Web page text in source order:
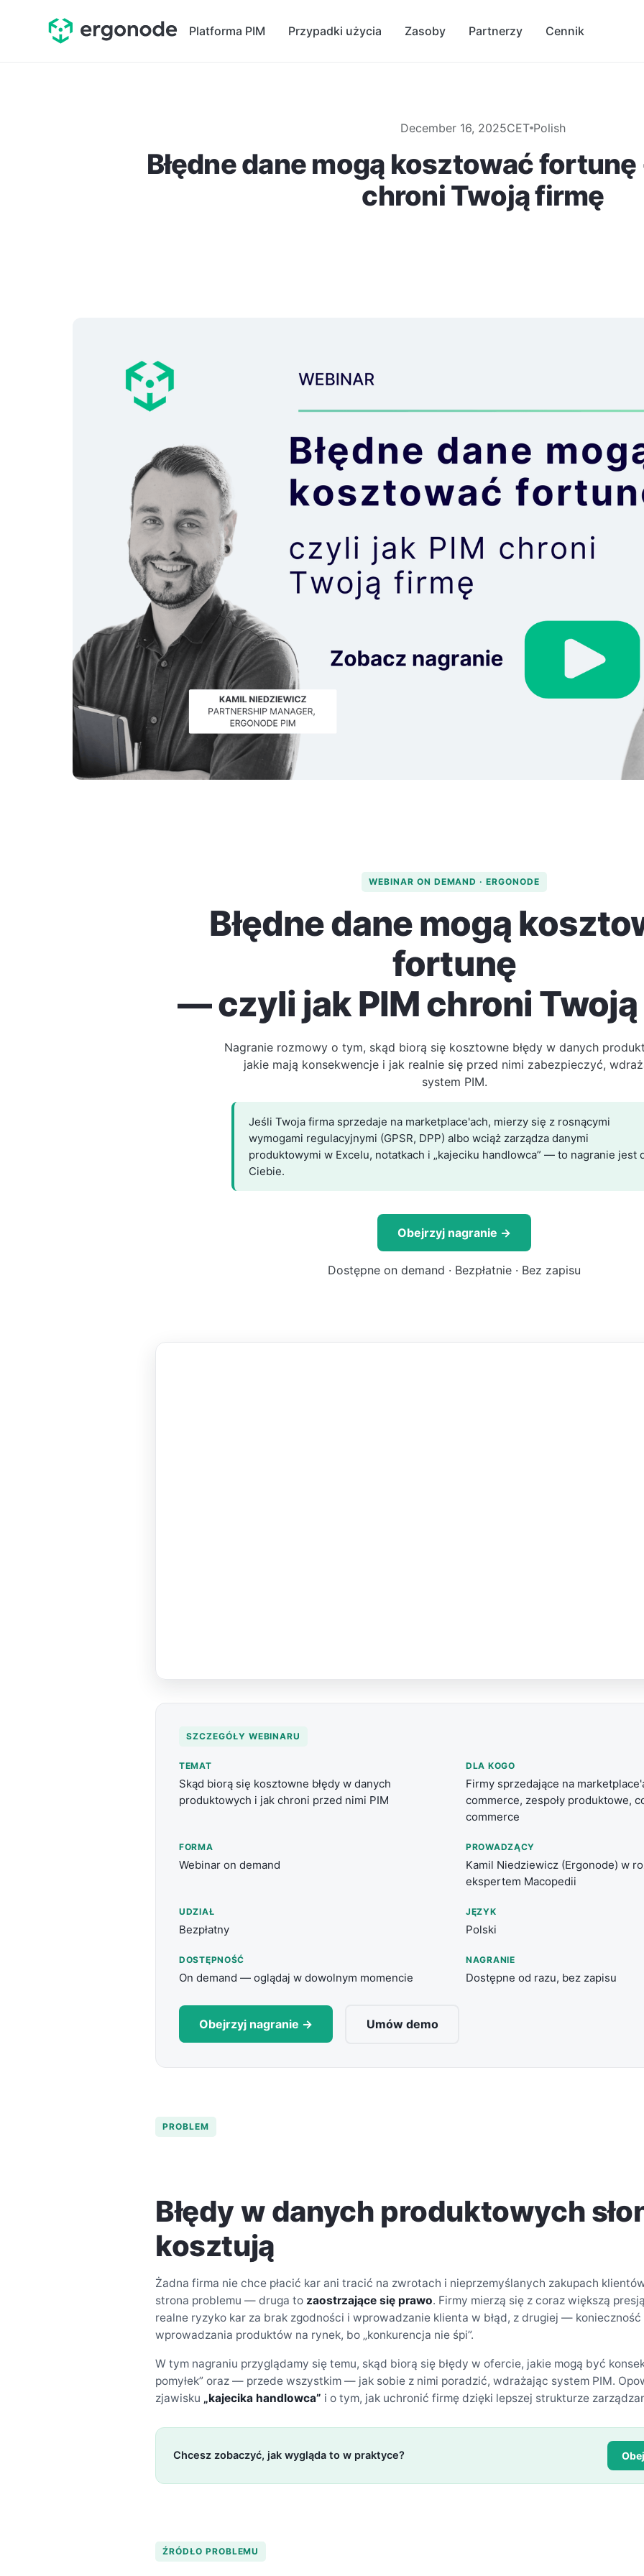
Platforma PIM Przypadki użycia Zasoby Partnerzy Cennik
December 16, 2025CET Polish
Błędne dane mogą kosztować
chroni Twoją firmę
WEBINAR ON DEMAND · ERGONODE
Błędne dane mogą
fortunę
— czyli jak PIM chroni
Nagranie rozmowy o tym, skąd biorą się kosztowne błędy w danych
jakie mają konsekwencje i jak realnie się przed nimi zabezpieczyć,
system PIM.
Jeśli Twoja firma sprzedaje na marketplace'ach, mierzy się z rosnącymi
wymogami regulacyjnymi (GPSR, DPP) albo wciąż zarządza danymi
produktowymi w Excelu, notatkach i „kajeciku handlowca” — to nagranie jest
Ciebie.
Obejrzyj nagranie →
Dostępne on demand · Bezpłatnie · Bez zapisu
SZCZEGÓŁY WEBINARU
TEMAT
Skąd biorą się kosztowne błędy w danych
produktowych i jak chroni przed nimi PIM
DLA KOGO
Firmy sprzedające na
commerce, zespoły produktowe,
commerce
FORMA
Webinar on demand
PROWADZĄCY
Kamil Niedziewicz (Ergonode) w
ekspertem Macopedii
UDZIAŁ
Bezpłatny
JĘZYK
Polski
DOSTĘPNOŚĆ
On demand — oglądaj w dowolnym momencie
NAGRANIE
Dostępne od razu, bez zapisu
Obejrzyj nagranie → Umów demo
PROBLEM
Błędy w danych produktowych
kosztują
Żadna firma nie chce płacić kar ani tracić na zwrotach i nieprzemyślanych zakupach
strona problemu — druga to zaostrzające się prawo. Firmy mierzą się z coraz większą
realne ryzyko kar za brak zgodności i wprowadzanie klienta w błąd, z drugiej —
wprowadzania produktów na rynek, bo „konkurencja nie śpi”.
W tym nagraniu przyglądamy się temu, skąd biorą się błędy w ofercie, jakie mogą być
pomyłek” oraz — przede wszystkim — jak sobie z nimi poradzić, wdrażając system PIM.
zjawisku „kajecika handlowca” i o tym, jak uchronić firmę dzięki lepszej strukturze
Chcesz zobaczyć, jak wygląda to w praktyce?
ŹRÓDŁO PROBLEMU